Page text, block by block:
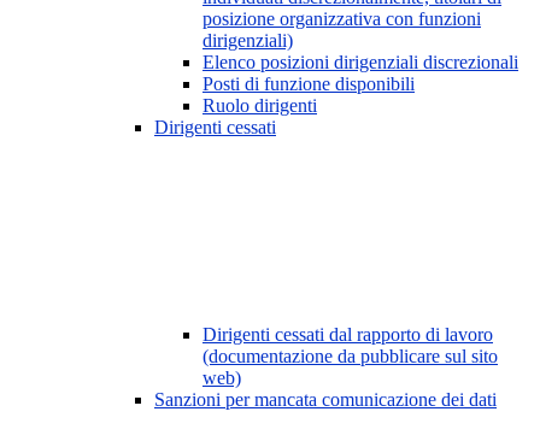
posizione organizzativa con funzioni
dirigenziali)
Elenco posizioni dirigenziali discrezionali
Posti di funzione disponibili
Ruolo dirigenti
Dirigenti cessati
Dirigenti cessati dal rapporto di lavoro
(documentazione da pubblicare sul sito
web)
Sanzioni per mancata comunicazione dei dati